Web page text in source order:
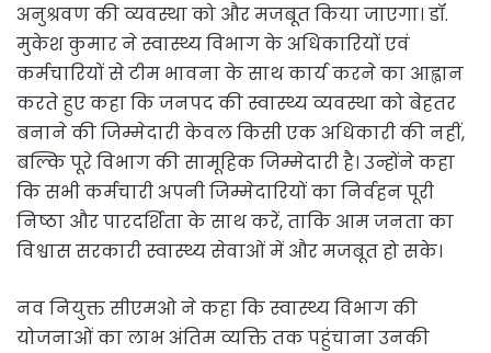
अनुश्रवण की व्यवस्था को और मजबूत किया जाएगा। डॉ.
मुकेश कुमार ने स्वास्थ्य विभाग के अधिकारियों एवं
कर्मचारियों से टीम भावना के साथ कार्य करने का आह्वान
करते हुए कहा कि जनपद की स्वास्थ्य व्यवस्था को बेहतर
बनाने की जिम्मेदारी केवल किसी एक अधिकारी की नहीं,
बल्कि पूरे विभाग की सामूहिक जिम्मेदारी है। उन्होंने कहा
कि सभी कर्मचारी अपनी जिम्मेदारियों का निर्वहन पूरी
निष्ठा और पारदर्शिता के साथ करें, ताकि आम जनता का
विश्वास सरकारी स्वास्थ्य सेवाओं में और मजबूत हो सके।
नव नियुक्त सीएमओ ने कहा कि स्वास्थ्य विभाग की
योजनाओं का लाभ अंतिम व्यक्ति तक पहुंचाना उनकी